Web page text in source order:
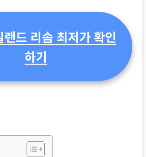
랜드 리솜 최저가 확인
하기